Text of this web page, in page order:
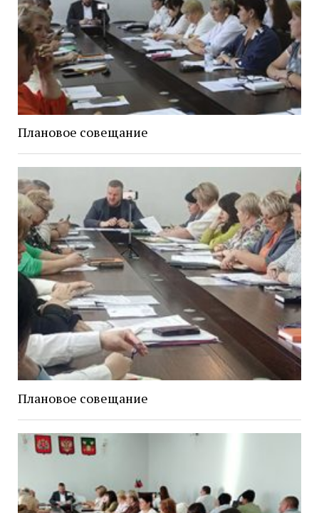
Плановое совещание
Плановое совещание